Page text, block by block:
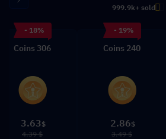
999.9k+ sold
- 19%
240 Coins
$
2.86
$ 3.49
- 18%
306 Coins
$
3.63
$ 4.39